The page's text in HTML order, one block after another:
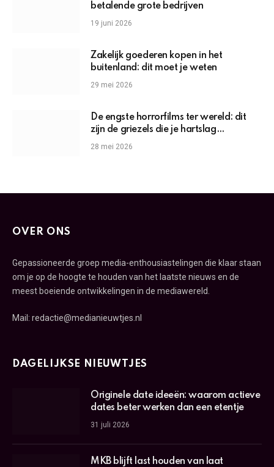
betalende grote bedrijven
19 juni 2026
Zakelijk goederen kopen in het
buitenland: dit moet je weten
29 mei 2026
De engste horrorfilms ter wereld: dit
zijn de griezels die je hartslag
omhoogjagen
28 mei 2026
OVER ONS
Gepassioneerde groep media-enthousiastelingen die klaar staan
om je op de hoogte te houden van het laatste nieuws en de
meest boeiende ontwikkelingen in de mediawereld.
Mail: redactie@medianieuwtjes.nl
DAGELIJKSE NIEUWTJES
Originele date ideeën: waarom actieve
dates beter werken dan een etentje
31 juli 2026
MKB blijft last houden van laat